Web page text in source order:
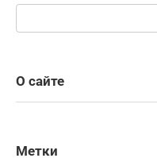
Поиск:
О сайте
Метки